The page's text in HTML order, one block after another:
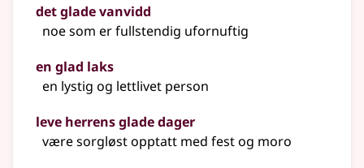
det glade vanvidd
noe som er fullstendig ufornuftig
en glad laks
en lystig og lettlivet person
leve herrens glade dager
være sorgløst opptatt med fest og moro